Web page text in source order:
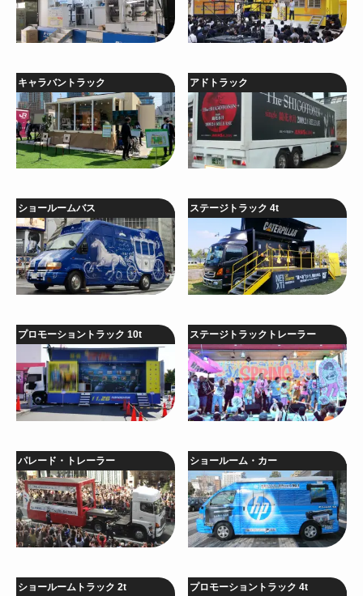
キャラバントラック アドトラック
ショールームバス ステージトラック 4t
プロモーショントラック 10t ステージトラックトレーラー
パレード・トレーラー ショールーム・カー
ショールームトラック 2t プロモーショントラック 4t